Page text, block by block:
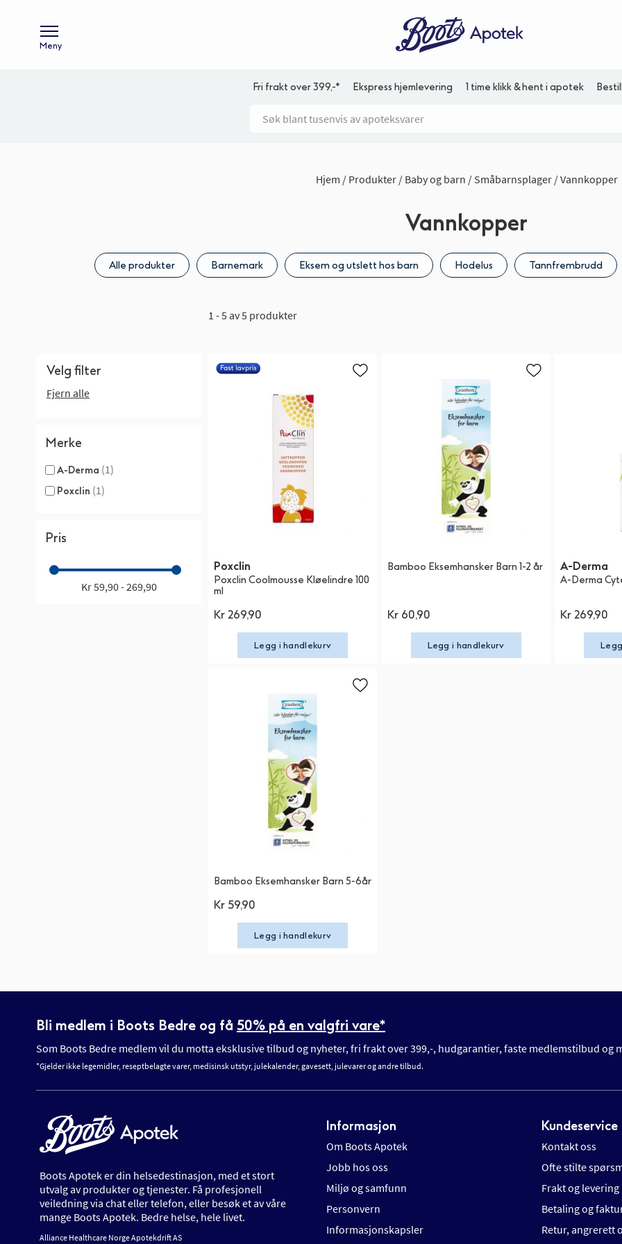
Meny
Fri frakt over 399,-* Ekspress hjemlevering 1 time klikk & hent i apotek
Hjem Produkter Baby og barn Småbarnsplager Vannkopper
Vannkopper
Alle produkter Barnemark Eksem og utslett hos barn Hodelus Tannfrembrudd
Velg filter
Fjern alle
Merke
A-Derma (1)
Poxclin (1)
Pris
Kr 59,90 - 269,90
1 - 5 av 5 produkter
Poxclin
Poxclin Coolmousse Kløelindre 100
ml
Kr 269,90
Legg i handlekurv
Bamboo Eksemhansker Barn 1-2 år
Kr 60,90
Legg i handlekurv
A-Derma
A-Derma
Kr 269,90
Bamboo Eksemhansker Barn 5-6år
Kr 59,90
Legg i handlekurv
Bli medlem i Boots Bedre og få 50% på en valgfri vare*
Som Boots Bedre medlem vil du motta eksklusive tilbud og nyheter, fri frakt over 399,-, hudgarantier, faste medlemstilbud og
*Gjelder ikke legemidler, reseptbelagte varer, medisinsk utstyr, julekalender, gavesett, julevarer og andre tilbud.
Boots Apotek er din helsedestinasjon, med et stort
utvalg av produkter og tjenester. Få profesjonell
veiledning via chat eller telefon, eller besøk et av våre
mange Boots Apotek. Bedre helse, hele livet.
Alliance Healthcare Norge Apotekdrift AS
Informasjon
Om Boots Apotek
Jobb hos oss
Miljø og samfunn
Personvern
Informasjonskapsler
Kundeservice
Kontakt oss
Ofte stilte
Frakt og levering
Betaling og
Retur, angrerett